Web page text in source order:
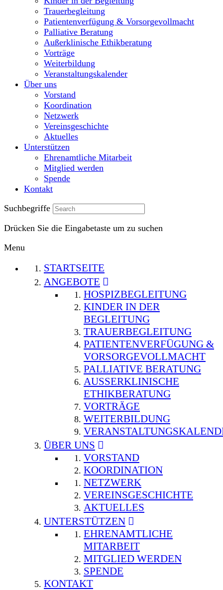
Trauerbegleitung
Patientenverfügung & Vorsorgevollmacht
Palliative Beratung
Außerklinische Ethikberatung
Vorträge
Weiterbildung
Veranstaltungskalender
Über uns
Vorstand
Koordination
Netzwerk
Vereinsgeschichte
Aktuelles
Unterstützen
Ehrenamtliche Mitarbeit
Mitglied werden
Spende
Kontakt
Suchbegriffe
Drücken Sie die Eingabetaste um zu suchen
Menu
STARTSEITE
ANGEBOTE
HOSPIZBEGLEITUNG
KINDER IN DER
BEGLEITUNG
TRAUERBEGLEITUNG
PATIENTENVERFÜGUNG &
VORSORGEVOLLMACHT
PALLIATIVE BERATUNG
AUSSERKLINISCHE E
THIKBERATUNG
VORTRÄGE
WEITERBILDUNG
ÜBER UNS
VORSTAND
KOORDINATION
NETZWERK
VEREINSGESCHICHTE
AKTUELLES
UNTERSTÜTZEN
EHRENAMTLICHE
MITARBEIT
MITGLIED WERDEN
SPENDE
KONTAKT